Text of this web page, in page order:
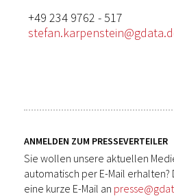
+49 234 9762 - 517
ANMELDEN ZUM PRESSEVERTEILER
Sie wollen unsere aktuellen
automatisch per E-Mail erhalten?
eine kurze E-Mail an